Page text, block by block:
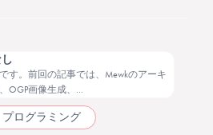
す。前回の記事では、Mewkのアーキ
OGP画像生成、...
プログラミング